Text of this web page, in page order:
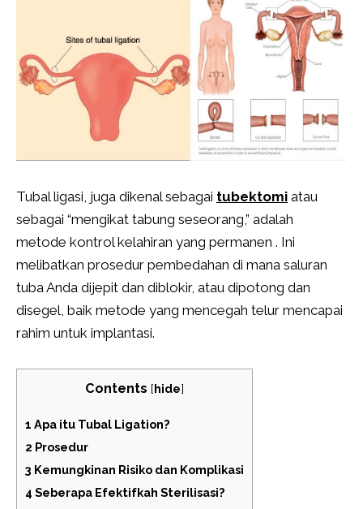
Tubal ligasi, juga dikenal sebagai tubektomi atau
sebagai “mengikat tabung seseorang,” adalah
metode kontrol kelahiran yang permanen . Ini
melibatkan prosedur pembedahan di mana saluran
tuba Anda dijepit dan diblokir, atau dipotong dan
disegel, baik metode yang mencegah telur mencapai
rahim untuk implantasi.
Contents [hide]
1 Apa itu Tubal Ligation?
2 Prosedur
3 Kemungkinan Risiko dan Komplikasi
4 Seberapa Efektifkah Sterilisasi?